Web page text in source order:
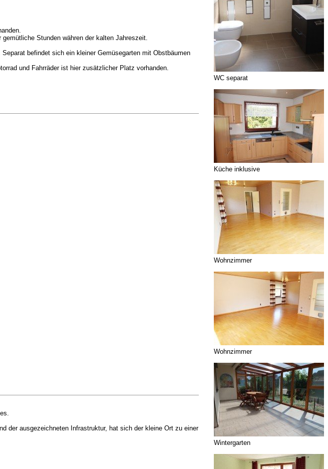
Stunden währen der kalten Jahreszeit.
befindet sich ein kleiner Gemüsegarten mit Obstbäumen
und Fahrräder ist hier zusätzlicher Platz vorhanden.
der ausgezeichneten Infrastruktur, hat sich der kleine Ort zu einer
WC separat
Küche inklusive
Wohnzimmer
Wohnzimmer
Wintergarten